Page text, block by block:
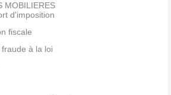
MOBILIERES
d'imposition
fiscale
à la loi